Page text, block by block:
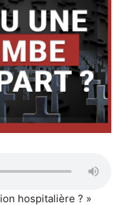
hospitalière ? »